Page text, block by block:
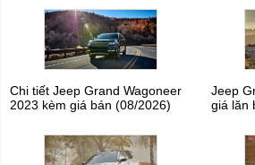
Chi tiết Jeep Grand Wagoneer
2023 kèm giá bán (08/2026)
Jeep
giá lăn